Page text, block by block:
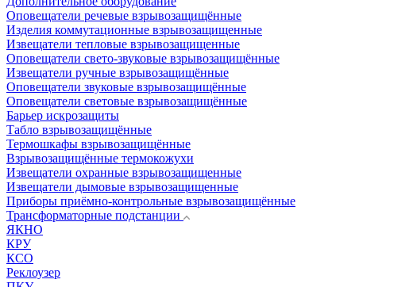
Оповещатели речевые взрывозащищённые
Изделия коммутационные взрывозащищенные
Извещатели тепловые взрывозащищенные
Оповещатели свето-звуковые взрывозащищённые
Извещатели ручные взрывозащищённые
Оповещатели звуковые взрывозащищённые
Оповещатели световые взрывозащищённые
Барьер искрозащиты
Табло взрывозащищённые
Термошкафы взрывозащищённые
Взрывозащищённые термокожухи
Извещатели охранные взрывозащищенные
Извещатели дымовые взрывозащищенные
Приборы приёмно-контрольные взрывозащищённые
Трансформаторные подстанции
ЯКНО
КРУ
КСО
Реклоузер